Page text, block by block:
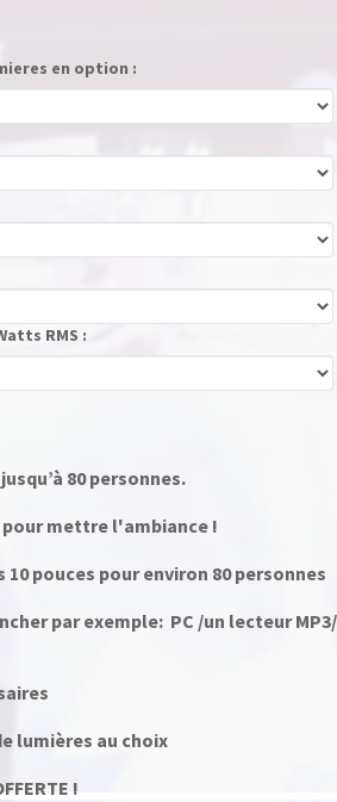
en option :
RMS :
80 personnes.
mettre l'ambiance !
pouces pour environ 80 personnes
par exemple: PC /un lecteur MP3/
lumières au choix
!